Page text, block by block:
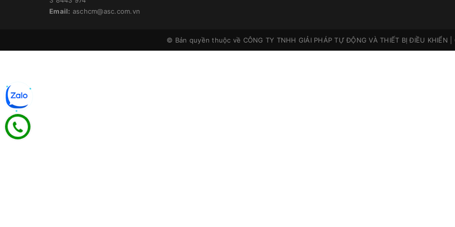
Email: aschcm@asc.com.vn
© Bản quyền thuộc về CÔNG TY TNHH GIẢI PHÁP TỰ ĐỘNG VÀ THIẾT BỊ ĐIỀU KHIỂN